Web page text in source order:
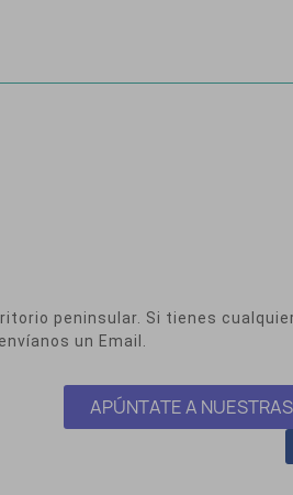
peninsular. Si tienes
un Email.
APÚNTATE A